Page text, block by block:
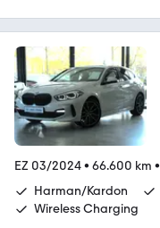
EZ 03/2024• 66.600 km •
Harman/Kardon
Wireless Charging